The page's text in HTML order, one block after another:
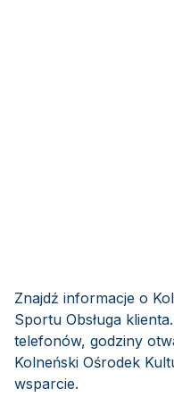
Znajdź informacje o
Sportu Obsługa
telefonów, godziny
Kolneński Ośrodek
wsparcie.